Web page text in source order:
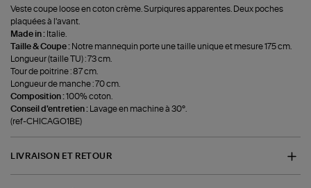
Veste coupe loose en coton crème. Surpiqures apparentes. Deux poches
plaquées à l'avant.
Made in : Italie.
Taille & Coupe : Notre mannequin porte une taille unique et mesure 175 cm.
Longueur (taille TU) : 73 cm.
Tour de poitrine : 87 cm.
Longueur de manche : 70 cm.
Composition :100% coton.
Conseil d'entretien : Lavage en machine à 30°.
(ref-CHICAGO1BE)
LIVRAISON ET RETOUR